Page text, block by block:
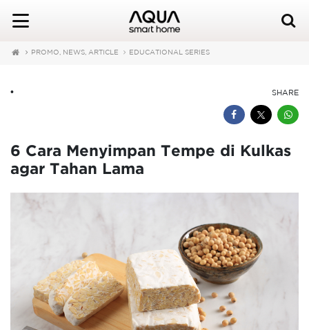
PROMO, NEWS, ARTICLE EDUCATIONAL SERIES
SHARE
•
6 Cara Menyimpan Tempe di Kulkas
agar Tahan Lama